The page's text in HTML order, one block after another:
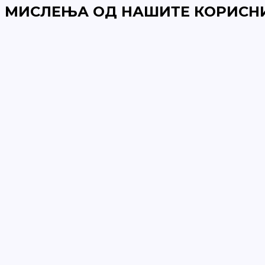
МИСЛЕЊА ОД НАШИТЕ